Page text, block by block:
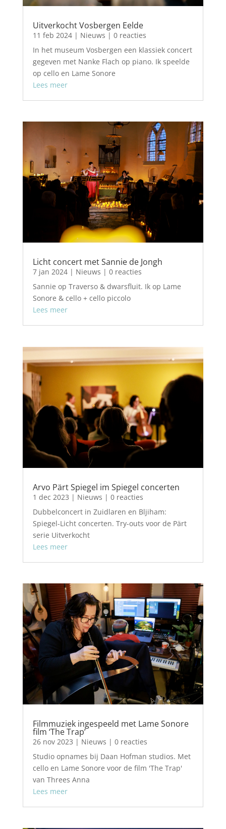
Uitverkocht Vosbergen Eelde
11 feb 2024| Nieuws | 0 reacties
In het museum Vosbergen een klassiek concert
gegeven met Nanke Flach op piano. Ik speelde
op cello en Lame Sonore
Lees meer
Licht concert met Sannie de Jongh
7 jan 2024| Nieuws | 0 reacties
Sannie op Traverso & dwarsfluit. Ik op Lame
Sonore & cello + cello piccolo
Lees meer
Arvo Pärt Spiegel im Spiegel concerten
1 dec 2023 | Nieuws | 0 reacties
Dubbelconcert in Zuidlaren en Bljiham:
Spiegel-Licht concerten. Try-outs voor de Pärt
serie Uitverkocht
Lees meer
Filmmuziek ingespeeld met Lame Sonore
film ‘The Trap’
26 nov 2023 | Nieuws | 0 reacties
Studio opnames bij Daan Hofman studios. Met
cello en Lame Sonore voor de film 'The Trap'
van Threes Anna
Lees meer